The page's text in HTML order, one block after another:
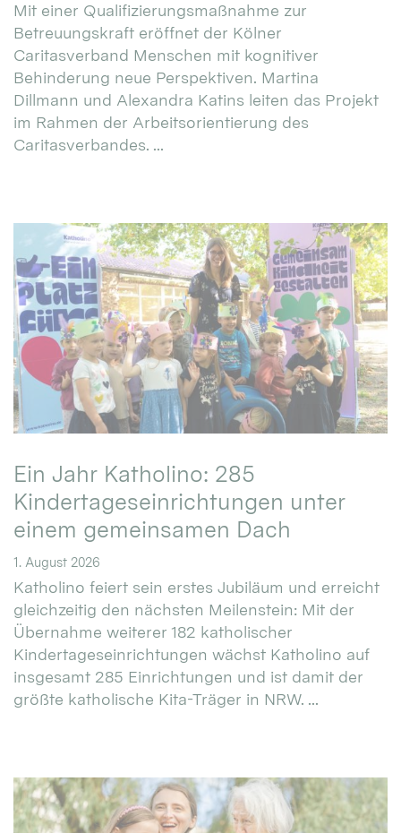
Mit einer Qualifizierungsmaßnahme zur
Betreuungskraft eröffnet der Kölner
Caritasverband Menschen mit kognitiver
Behinderung neue Perspektiven. Martina
Dillmann und Alexandra Katins leiten das Projekt
im Rahmen der Arbeitsorientierung des
Caritasverbandes. ...
Ein Jahr Katholino: 285
Kindertageseinrichtungen unter
einem gemeinsamen Dach
1. August 2026
Katholino feiert sein erstes Jubiläum und erreicht
gleichzeitig den nächsten Meilenstein: Mit der
Übernahme weiterer 182 katholischer
Kindertageseinrichtungen wächst Katholino auf
insgesamt 285 Einrichtungen und ist damit der
größte katholische Kita-Träger in NRW. ...